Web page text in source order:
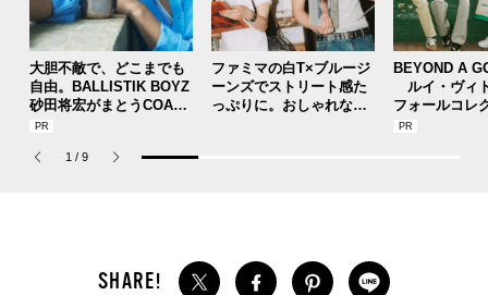
大胆不敵で、どこまでも
自由。BALLISTIK BOYZ
砂田将宏がまとうCOACH
の新作フレグランス「コ
パルファム」
ファミマの白T×ブルージ
ーンズでストリート感た
っぷりに。おしゃれな人
BEYOND A
ルイ・ヴィ
フォールコレ
描くプレッピ
1 / 9